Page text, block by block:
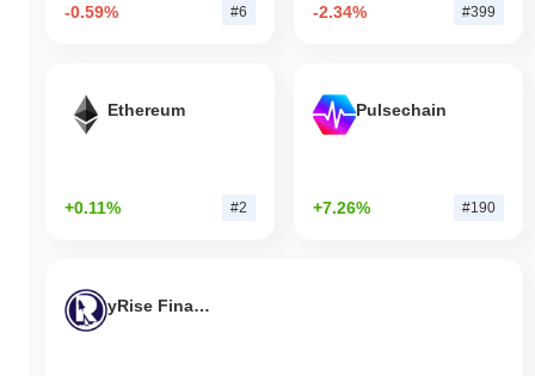
-0.59% #6 -2.34% #399
Ethereum
+0.11% #2
Pulsechain
+7.26% #190
yRise Finance